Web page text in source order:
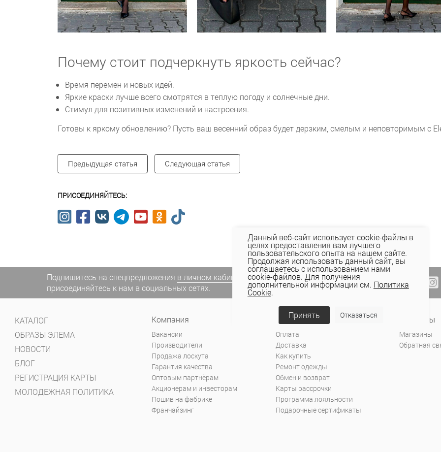
Почему стоит подчеркнуть яркость сейчас?
Время перемен и новых идей.
Яркие краски лучше всего смотрятся в теплую погоду и солнечные дни.
Стимул для позитивных изменений и настроения.
Готовы к яркому обновлению? Пусть ваш весенний образ будет дерзким, смелым и неповторимым с
Предыдущая статья Следующая статья
ПРИСОЕДИНЯЙТЕСЬ:
Подпишитесь на спецпредложения в личном кабинете Elema(email, viber) или
присоединяйтесь к нам в социальных сетях.
КАТАЛОГ
ОБРАЗЫ ЭЛЕМА
НОВОСТИ
БЛОГ
РЕГИСТРАЦИЯ КАРТЫ
МОЛОДЕЖНАЯ ПОЛИТИКА
Компания
Вакансии
Производители
Продажа лоскута
Гарантия качества
Оптовым партнёрам
Акционерам и инвесторам
Пошив на фабрике
Франчайзинг
Сервис и поддержка
Оплата
Доставка
Как купить
Ремонт одежды
Обмен и возврат
Карты рассрочки
Программа лояльности
Подарочные сертификаты
Контакты
Магазины
Обратная
Данный веб-сайт использует cookie-файлы в
целях предоставления вам лучшего
пользовательского опыта на нашем сайте.
Продолжая использовать данный сайт, вы
соглашаетесь с использованием нами
cookie-файлов. Для получения
дополнительной информации см. Политика
Cookie.
Принять Отказаться